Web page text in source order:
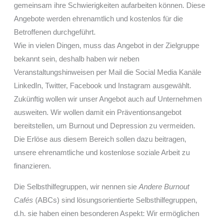
gemeinsam ihre Schwierigkeiten aufarbeiten können. Diese
Angebote werden ehrenamtlich und kostenlos für die
Betroffenen durchgeführt.
Wie in vielen Dingen, muss das Angebot in der Zielgruppe
bekannt sein, deshalb haben wir neben
Veranstaltungshinweisen per Mail die Social Media Kanäle
LinkedIn, Twitter, Facebook und Instagram ausgewählt.
Zukünftig wollen wir unser Angebot auch auf Unternehmen
ausweiten. Wir wollen damit ein Präventionsangebot
bereitstellen, um Burnout und Depression zu vermeiden.
Die Erlöse aus diesem Bereich sollen dazu beitragen,
unsere ehrenamtliche und kostenlose soziale Arbeit zu
finanzieren.
Die Selbsthilfegruppen, wir nennen sieAndere Burnout
Cafés (ABCs) sind lösungsorientierte Selbsthilfegruppen,
d.h. sie haben einen besonderen Aspekt: Wir ermöglichen